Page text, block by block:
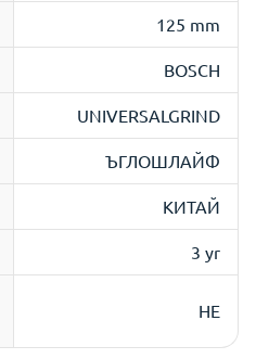
125 mm
BOSCH
UNIVERSALGRIND
ЪГЛОШЛАЙФ
КИТАЙ
3 yr
НЕ